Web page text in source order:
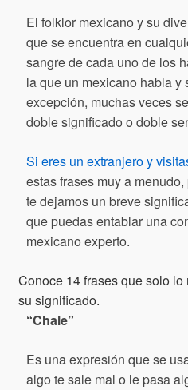
El folklor mexicano y su
que se encuentra en
sangre de cada uno de los
la que un mexicano habla y
excepción, muchas veces
doble significado o doble
Si eres un extranjero y
estas frases muy a
te dejamos un breve
que puedas entablar una
mexicano experto.
Conoce 14 frases que solo
su significado.
“Chale”
Es una expresión que se
algo te sale mal o le pasa